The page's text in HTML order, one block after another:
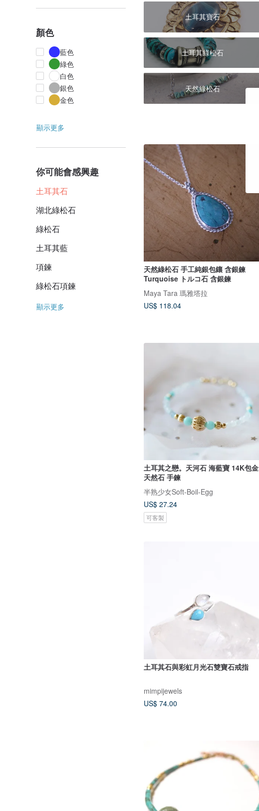
顏色
藍色
綠色
白色
銀色
金色
顯示更多
你可能會感興趣
土耳其石
湖北綠松石
綠松石
土耳其藍
項鍊
綠松石項鍊
顯示更多
土耳其寶石
土耳其綠松石
天然綠松石
天然綠松石 手工純銀包鑲 含銀鍊
Turquoise トルコ石 含銀鍊
Maya Tara 瑪雅塔拉
US$ 118.04
土耳其之戀。天河石 海藍寶 14K包金
天然石 手鍊
半熟少女Soft-Boil-Egg
US$ 27.24
可客製
土耳其石與彩虹月光石雙寶石戒指
mimpijewels
US$ 74.00